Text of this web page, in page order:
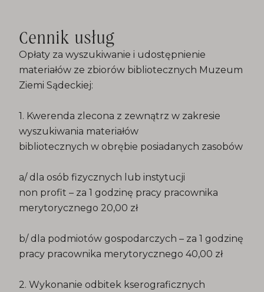
Cennik usług
Opłaty za wyszukiwanie i udostępnienie
materiałów ze zbiorów bibliotecznych Muzeum
Ziemi Sądeckiej:
1. Kwerenda zlecona z zewnątrz w zakresie
wyszukiwania materiałów
bibliotecznych w obrębie posiadanych zasobów
a/ dla osób fizycznych lub instytucji
non profit – za 1 godzinę pracy pracownika
merytorycznego 20,00 zł
b/ dla podmiotów gospodarczych – za 1 godzinę
pracy pracownika merytorycznego 40,00 zł
2. Wykonanie odbitek kserograficznych